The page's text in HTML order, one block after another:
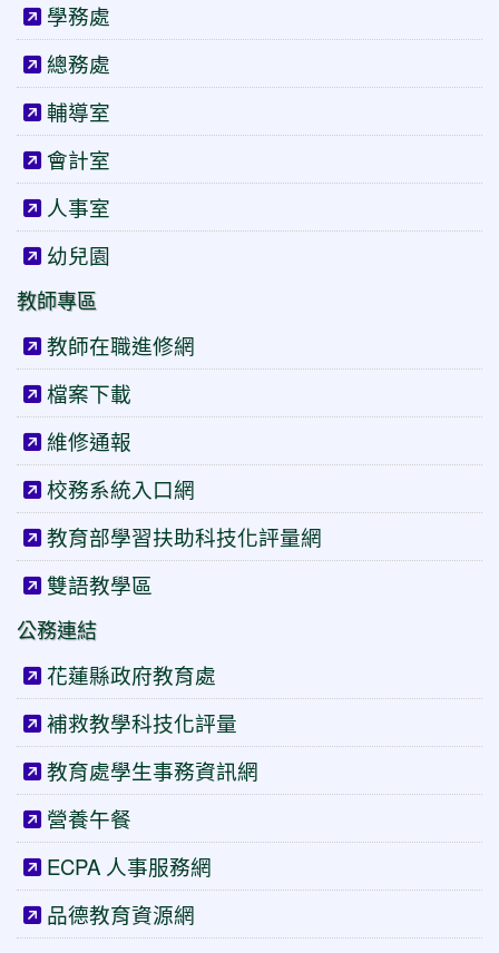
學務處
總務處
輔導室
會計室
人事室
幼兒園
教師專區
教師在職進修網
檔案下載
維修通報
校務系統入口網
教育部學習扶助科技化評量網
雙語教學區
公務連結
花蓮縣政府教育處
補救教學科技化評量
教育處學生事務資訊網
營養午餐
ECPA 人事服務網
品德教育資源網